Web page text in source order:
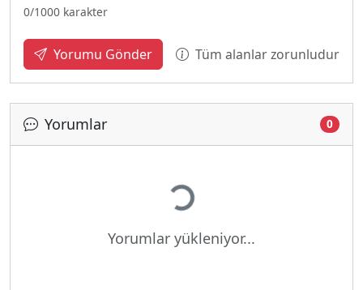
0/1000 karakter
Yorumu Gönder Tüm alanlar zorunludur
Yorumlar 0
Yükleniyor...
Yorumlar yükleniyor...